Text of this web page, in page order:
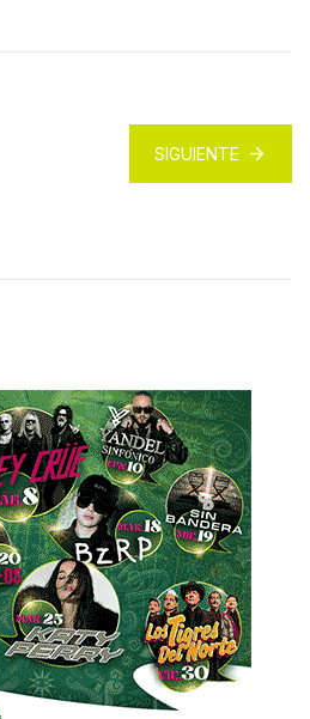
SIGUIENTE